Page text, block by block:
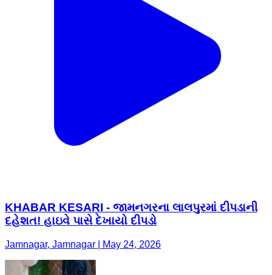
KHABAR KESARI - જામનગરના લાલપુરમાં દીપડાની
દહેશત! હાઇવે પાસે દેખાયો દીપડો
Jamnagar, Jamnagar | May 24, 2026